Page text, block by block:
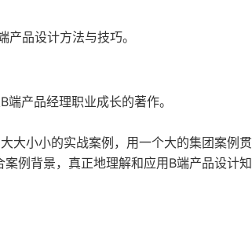
品设计方法与技巧。
产品经理职业成长的著作。
大小小的实战案例，用一个大的集团案例贯
例背景，真正地理解和应用B端产品设计知